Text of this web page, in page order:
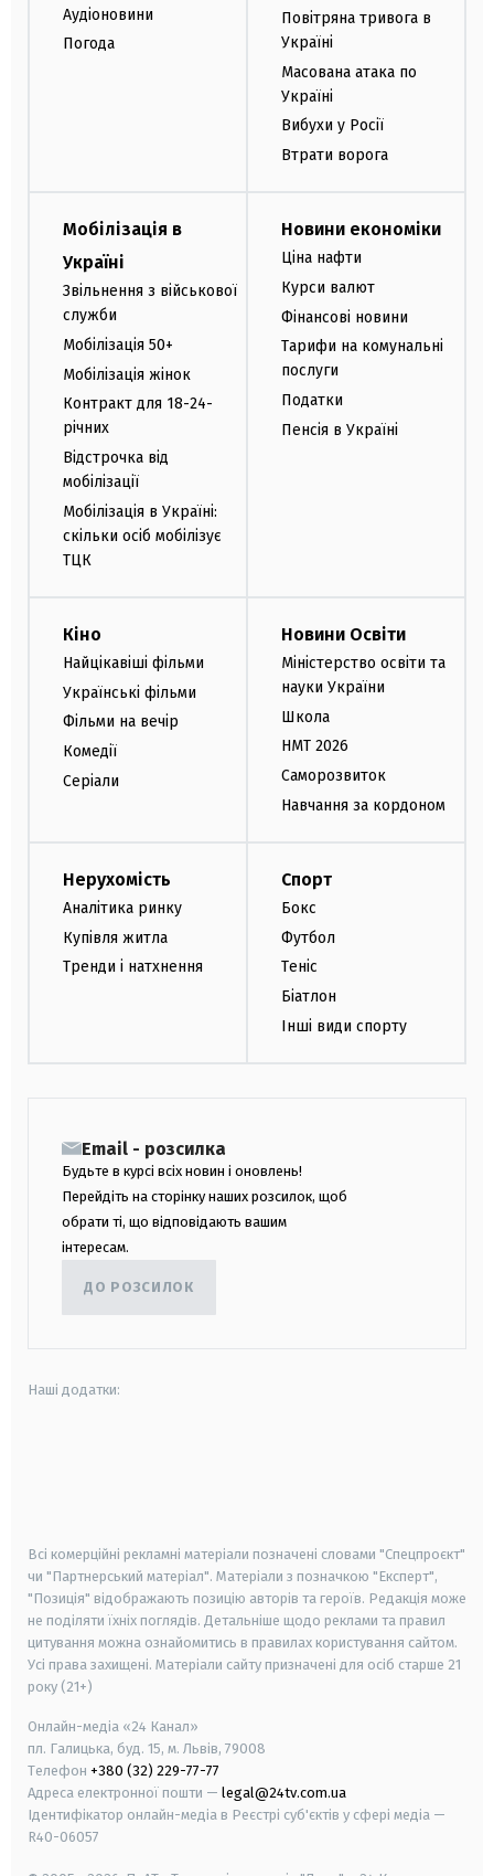
Аудіоновини
Погода
Повітряна тривога в
Україні
Масована атака по
Україні
Вибухи у Росії
Втрати ворога
Мобілізація в
Україні
Звільнення з військової
служби
Мобілізація 50+
Мобілізація жінок
Контракт для 18-24-
річних
Відстрочка від
мобілізації
Мобілізація в Україні:
скільки осіб мобілізує
ТЦК
Новини економіки
Ціна нафти
Курси валют
Фінансові новини
Тарифи на комунальні
послуги
Податки
Пенсія в Україні
Кіно
Найцікавіші фільми
Українські фільми
Фільми на вечір
Комедії
Серіали
Новини Освіти
Міністерство освіти та
науки України
Школа
НМТ 2026
Саморозвиток
Навчання за кордоном
Нерухомість
Аналітика ринку
Купівля житла
Тренди і натхнення
Спорт
Бокс
Футбол
Теніс
Біатлон
Інші види спорту
Email - розсилка
Будьте в курсі всіх новин і оновлень!
Перейдіть на сторінку наших розсилок, щоб
обрати ті, що відповідають вашим
інтересам.
ДО РОЗСИЛОК
Наші додатки:
Всі комерційні рекламні матеріали позначені словами "Спецпроєкт"
чи "Партнерський матеріал". Матеріали з позначкою "Експерт",
"Позиція" відображають позицію авторів та героїв. Редакція може
не поділяти їхніх поглядів. Детальніше щодо реклами та правил
цитування можна ознайомитись в правилах користування сайтом.
Усі права захищені. Матеріали сайту призначені для осіб старше 21
року (21+)
Онлайн-медіа «24 Канал»
пл. Галицька, буд. 15, м. Львів, 79008
Телефон +380 (32) 229-77-77
Адреса електронної пошти — legal@24tv.com.ua
Ідентифікатор онлайн-медіа в Реєстрі суб'єктів у сфері медіа —
R40-06057